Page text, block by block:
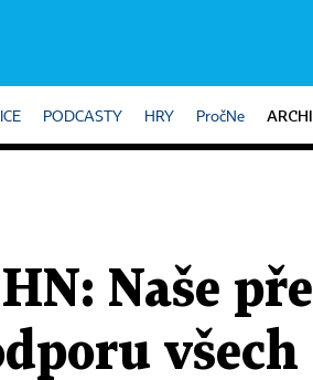
PODCASTY HRY PročNe
Naše